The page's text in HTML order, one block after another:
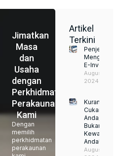
Jimatkan
Masa
dan
Usaha
dengan
Perkhidmatan
Perakaunan
Kami
Dengan
memilih
perkhidmatan
perakaunan
Artikel
Terkini
Penjelasan
Mengenai
E-Invoice
August 22,
2024
Kurangkan
Cukai
Anda,
Bukan
Kewajipan
Anda!
August 22,